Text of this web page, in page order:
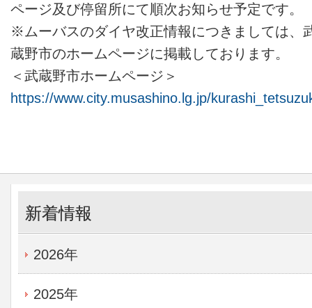
ページ及び停留所にて順次お知らせ予定です。
※ムーバスのダイヤ改正情報につきましては、
蔵野市のホームページに掲載しております。
＜武蔵野市ホームページ＞
https://www.city.musashino.lg.jp/
新着情報
2026年
2025年